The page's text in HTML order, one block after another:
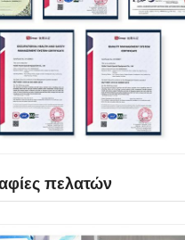
πελατών